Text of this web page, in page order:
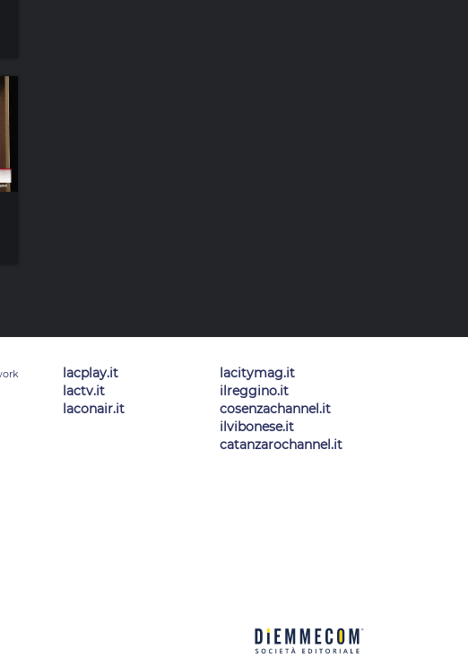
lacplay.it
lactv.it
laconair.it
lacitymag.it
ilreggino.it
cosenzachannel.it
ilvibonese.it
catanzarochannel.it